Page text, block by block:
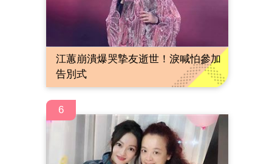
江蕙崩潰爆哭摯友逝世！淚喊怕參加
告別式
6